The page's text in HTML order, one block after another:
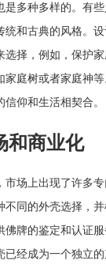
是多种多样的。有
统和古典的风格。
选择，例如，保护
家庭树或者家庭神
仰和生活相契合。
和商业化
市场上出现了许多
不同的外壳选择，
佛牌的鉴定和认证
已经成为一个独立